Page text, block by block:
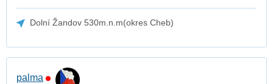
Dolní Žandov 530m.n.m(okres Cheb)
palma